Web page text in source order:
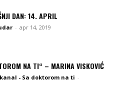
DAN: 14. APRIL
- apr 14, 2019
NA TI“ – MARINA VISKOVIĆ
- Sa doktorom na ti -